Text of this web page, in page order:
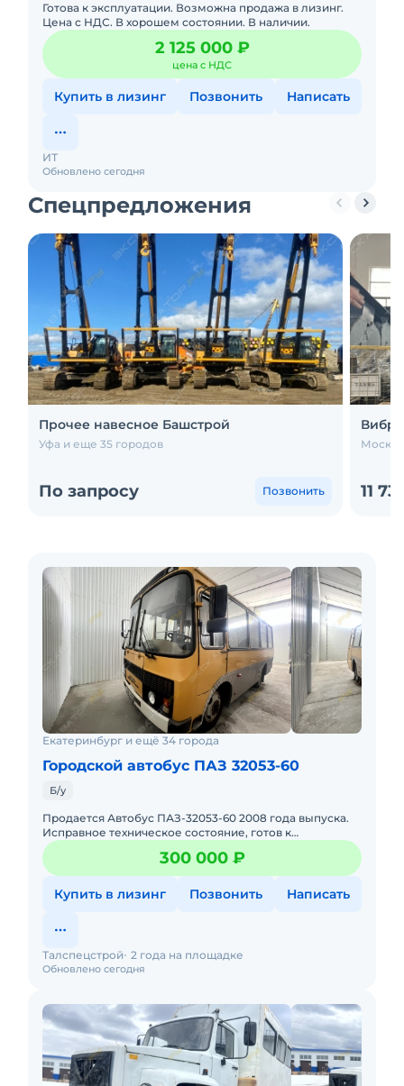
Готова к эксплуатации. Возможна продажа в лизинг.
Цена с НДС. В хорошем состоянии. В наличии.
2 125 000 ₽
цена с НДС
Купить в лизинг Позвонить Написать
Обновлено сегодня
ИТ
Спецпредложения
Прочее навесное Башстрой
Уфа и еще 35 городов
По запросу Позвонить 11
Екатеринбург и ещё 34 города
Городской автобус ПАЗ 32053-60
Б/у
Продается Автобус ПАЗ-32053-60 2008 года выпуска.
Исправное техническое состояние, готов к
эксплуатации. Все ТО проводились согласно
регламента. На маршруте не
300 000 ₽
Купить в лизинг Позвонить Написать
Обновлено сегодня
Талспецстрой 2 года на площадке